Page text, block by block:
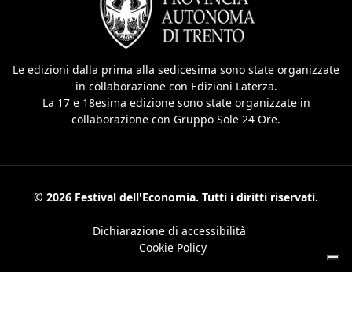
Le edizioni dalla prima alla sedicesima sono state organizzate
in collaborazione con Edizioni Laterza.
La 17 e 18esima edizione sono state organizzate in
collaborazione con Gruppo Sole 24 Ore.
© 2026 Festival dell'Economia. Tutti i diritti riservati.
Dichiarazione di accessibilità
Cookie Policy